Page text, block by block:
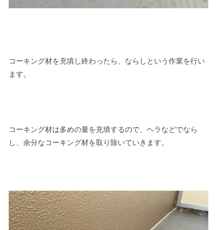
コーキング材を充填し終わったら、ならしという作業を行い
ます。
コーキング材は多めの量を充填するので、ヘラなどでなら
し、余分なコーキング材を取り除いていきます。